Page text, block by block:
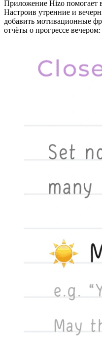
Приложение Hizo помогает
Настроив утренние и
добавить мотивационные
отчёты о прогрессе вечером: